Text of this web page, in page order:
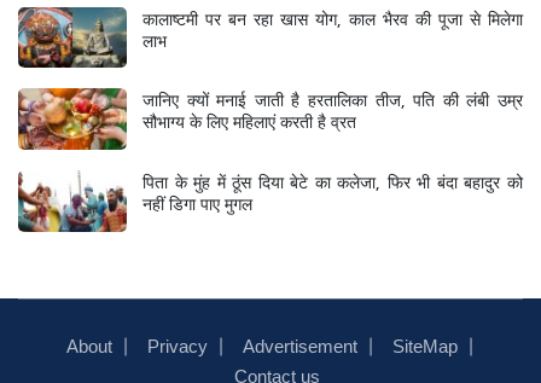
कालाष्टमी पर बन रहा खास योग, काल भैरव की पूजा से मिलेगा
लाभ
जानिए क्यों मनाई जाती है हरतालिका तीज, पति की लंबी उम्र
सौभाग्य के लिए महिलाएं करती है व्रत
पिता के मुंह में ठूंस दिया बेटे का कलेजा, फिर भी बंदा बहादुर को
नहीं डिगा पाए मुगल
About Privacy Advertisement
SiteMap
Contact us